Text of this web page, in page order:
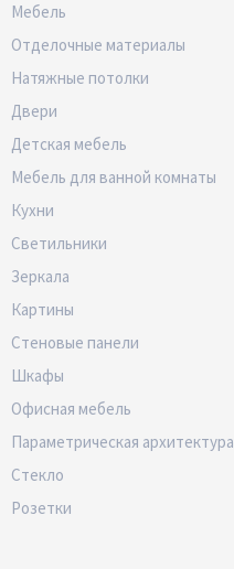
Мебель
Отделочные материалы
Натяжные потолки
Двери
Детская мебель
Мебель для ванной комнаты
Кухни
Светильники
Зеркала
Картины
Стеновые панели
Шкафы
Офисная мебель
Параметрическая архитектура
Стекло
Розетки